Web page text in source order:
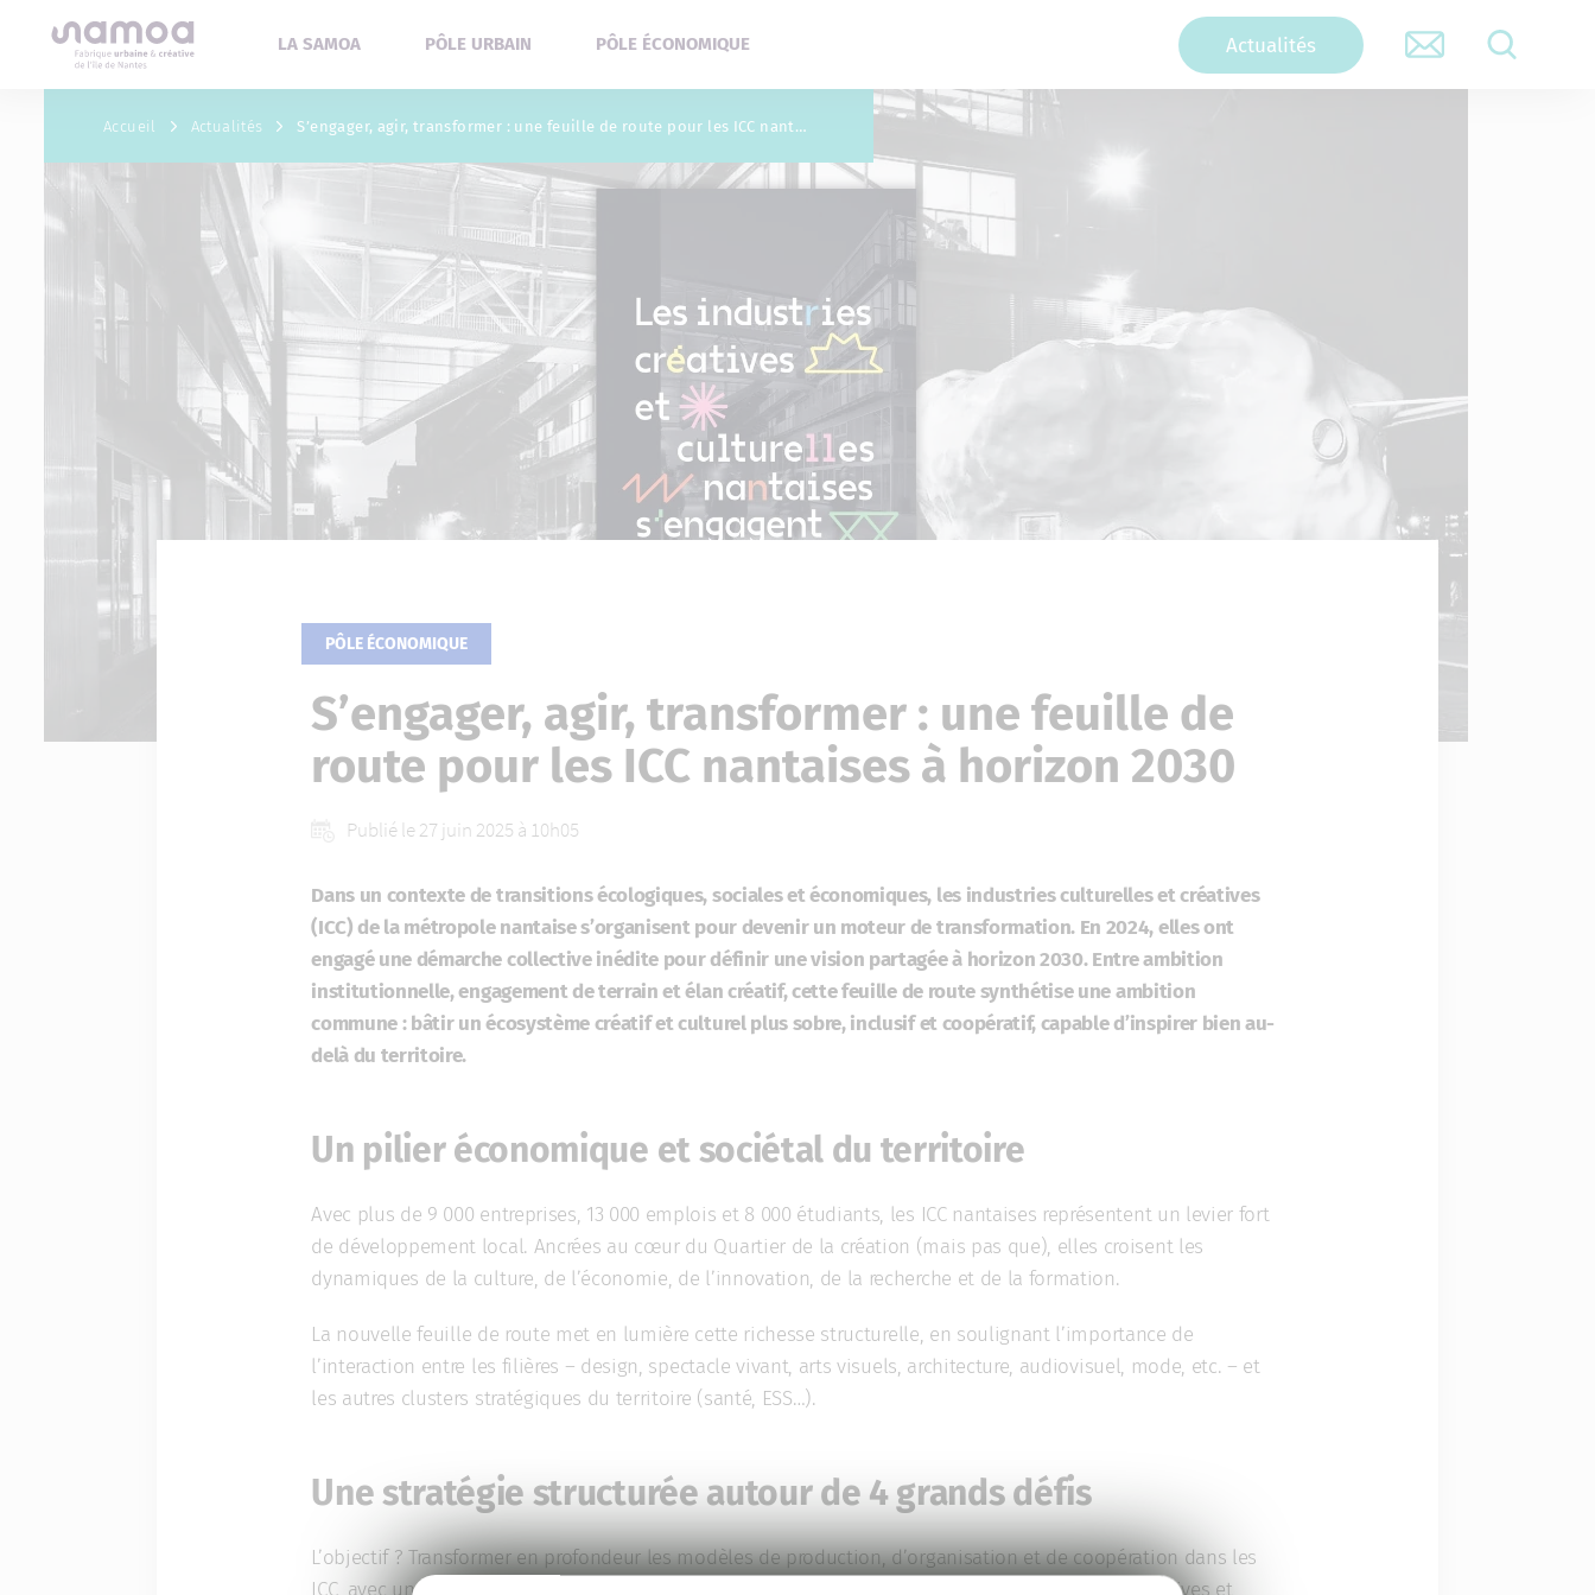
LA SAMOA PÔLE URBAIN PÔLE ÉCONOMIQUE Actualités
Accueil Actualités S’engager, agir, transformer : une feuille de route pour les ICC nantaises à horizon 2030
PÔLE ÉCONOMIQUE
S’engager, agir, transformer : une feuille de
route pour les ICC nantaises à horizon 2030
Publié le 27 juin 2025 à 10h05
Dans un contexte de transitions écologiques, sociales et économiques, les industries culturelles et créatives
(ICC) de la métropole nantaise s’organisent pour devenir un moteur de transformation. En 2024, elles ont
engagé une démarche collective inédite pour définir une vision partagée à horizon 2030. Entre ambition
institutionnelle, engagement de terrain et élan créatif, cette feuille de route synthétise une ambition
commune : bâtir un écosystème créatif et culturel plus sobre, inclusif et coopératif, capable d’inspirer bien au-
delà du territoire.
Un pilier économique et sociétal du territoire
Avec plus de 9 000 entreprises, 13 000 emplois et 8 000 étudiants, les ICC nantaises représentent un levier fort
de développement local. Ancrées au cœur du Quartier de la création (mais pas que), elles croisent les
dynamiques de la culture, de l’économie, de l’innovation, de la recherche et de la formation.
La nouvelle feuille de route met en lumière cette richesse structurelle, en soulignant l’importance de
l’interaction entre les filières – design, spectacle vivant, arts visuels, architecture, audiovisuel, mode, etc. – et
les autres clusters stratégiques du territoire (santé, ESS…).
Une stratégie structurée autour de 4 grands défis
L’objectif ? Transformer en profondeur les modèles de production, d’organisation et de coopération dans les
ICC, avec une ambition forte : faire du pôle nantais un laboratoire de référence des transitions créatives et